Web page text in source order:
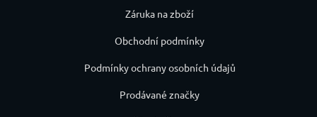
Záruka na zboží
Obchodní podmínky
Podmínky ochrany osobních údajů
Prodávané značky